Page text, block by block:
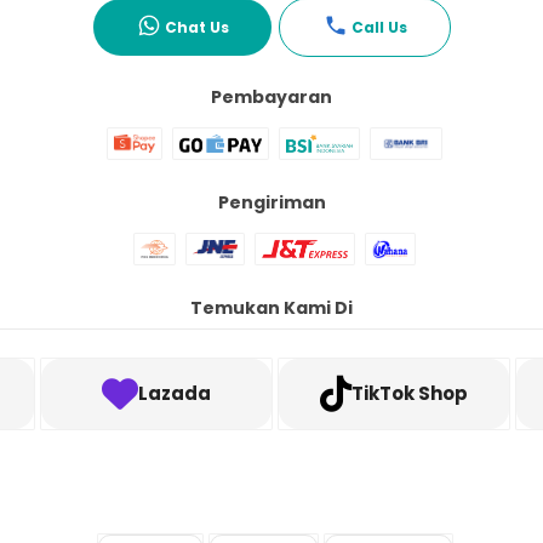
Chat Us Call Us
Pembayaran
Pengiriman
Temukan Kami Di
Lazada TikTok Shop